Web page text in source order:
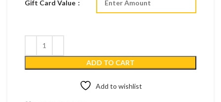
Gift Card Value
ADD TO CART
Add to wishlist